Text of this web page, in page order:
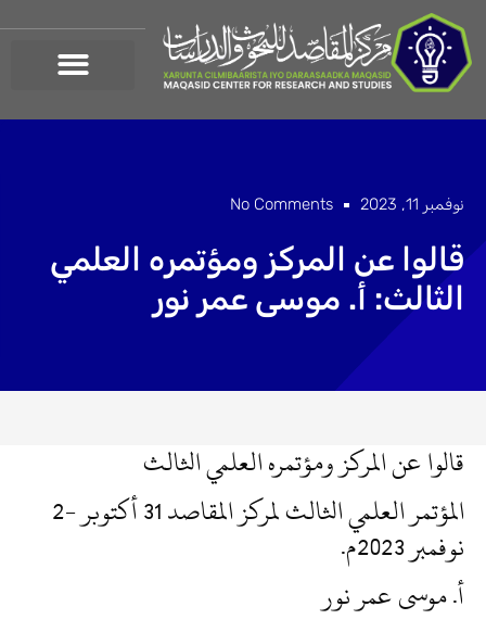
إلى
المحتوى
نوفمبر 11, 2023 No Comments
قالوا عن المركز ومؤتمره العلمي
الثالث: أ. موسى عمر نور
قالوا عن المركز ومؤتمره العلمي الثالث
المؤتمر العلمي الثالث لمركز المقاصد 31 أكتوبر -2
نوفمبر 2023م.
أ. موسى عمر نور